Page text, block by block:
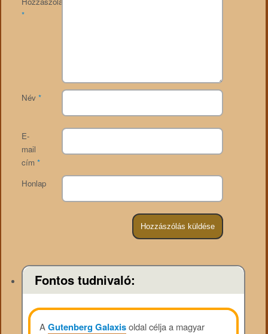
*
Név *
E-
mail
cím *
Honlap
Fontos tudnivaló:
AGutenberg Galaxisoldal célja a magyar